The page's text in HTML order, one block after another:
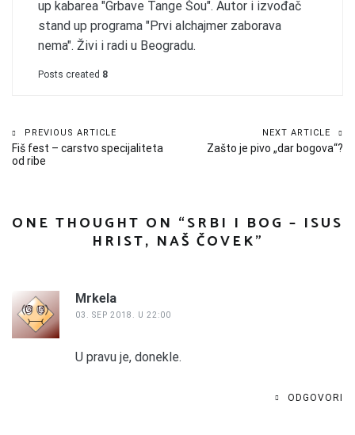
up kabarea "Grbave Tange Šou". Autor i izvođač
stand up programa "Prvi alchajmer zaborava
nema". Živi i radi u Beogradu.
Posts created 8
Kretanje
članka
PREVIOUS ARTICLE
Fiš fest – carstvo specijaliteta
od ribe
NEXT ARTICLE
Zašto je pivo „dar bogova“?
ONE THOUGHT ON “SRBI I BOG – ISUS
HRIST, NAŠ ČOVEK”
Mrkela
03. SEP 2018. U 22:00
U pravu je, donekle.
ODGOVORI